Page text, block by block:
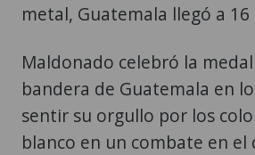
metal, Guatemala llegó a 16
Maldonado celebró la
bandera de Guatemala en
sentir su orgullo por los
blanco en un combate en el